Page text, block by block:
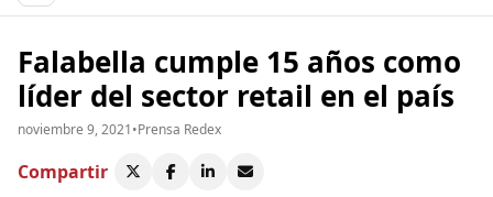
Falabella cumple 15 años como
líder del sector retail en el país
noviembre 9, 2021•Prensa Redex
Compartir